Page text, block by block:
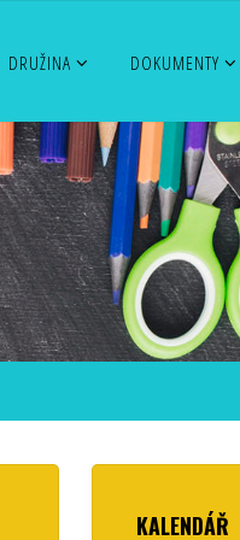
DRUŽINA DOKUMENTY
KALENDÁŘ